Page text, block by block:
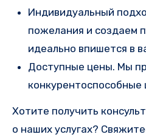
Индивидуальный
пожелания и создаем
идеально впишется в
Доступные цены. Мы
конкурентоспособные
Хотите получить
о наших услугах?